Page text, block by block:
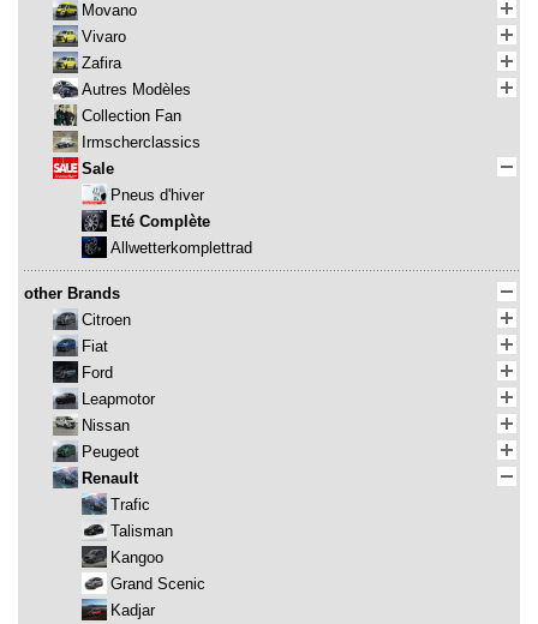
Movano
Vivaro
Zafira
Autres Modèles
Collection Fan
Irmscherclassics
Sale
Pneus d'hiver
Eté Complète
Allwetterkomplettrad
other Brands
Citroen
Fiat
Ford
Leapmotor
Nissan
Peugeot
Renault
Trafic
Talisman
Kangoo
Grand Scenic
Kadjar